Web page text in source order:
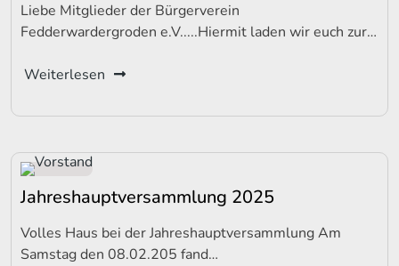
Liebe Mitglieder der Bürgerverein
Fedderwardergroden e.V.....Hiermit laden wir euch zur…
Weiterlesen
Jahreshauptversammlung 2025
Volles Haus bei der Jahreshauptversammlung Am
Samstag den 08.02.205 fand…